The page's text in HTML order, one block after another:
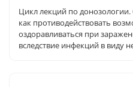
Цикл лекций по
как противодействовать
оздоравливаться при
вследствие инфекций в виду